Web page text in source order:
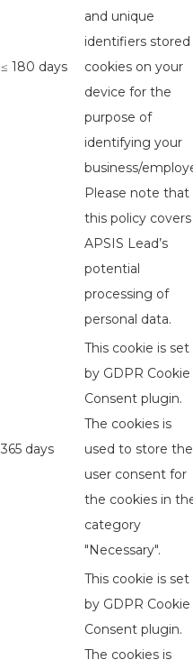
≤ 180 days
and unique
identifiers stored
cookies on your
device for the
purpose of
identifying your
business/
Please note that
this policy covers
APSIS Lead’s
potential
processing of
personal data.
365 days
This cookie is set
by GDPR Cookie
Consent plugin.
The cookies is
used to store the
user consent for
the cookies in
category
"Necessary".
This cookie is set
by GDPR Cookie
Consent plugin.
The cookies is